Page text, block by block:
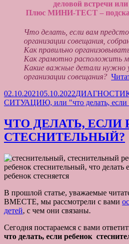
деловой встречи или
Плюс МИНИ-ТЕСТ –
Что делать, если вам
организации совещания,
Как правильно
Как грамотно расположить
Какие важные детали нужно
организации совещания?
Опубликовано
02.10.202105.10.2022Рубрики
СИТУАЦИЮ, или "что делать, если
ЧТО ДЕЛАТЬ, ЕСЛИ
СТЕСНИТЕЛЬНЫЙ?
В прошлой статье, уважаемые
ВМЕСТЕ, мы рассмотрели с вами
детей, с чем они связаны.
Сегодня постараемся с вами
что делать, если ребенок